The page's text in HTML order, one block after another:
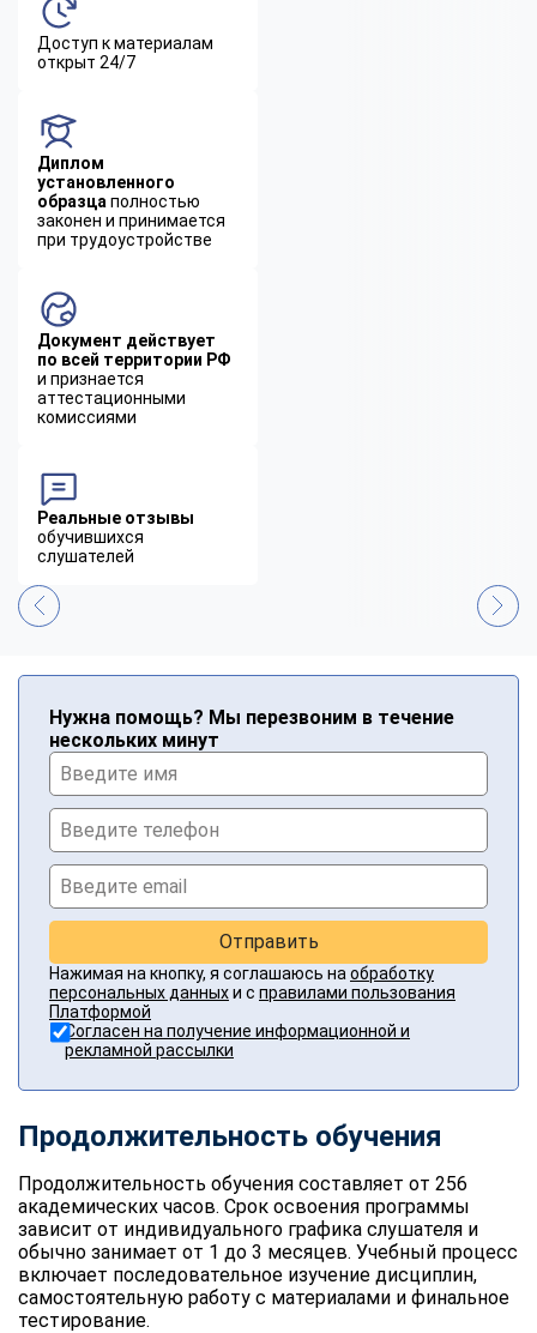
Доступ к материалам
открыт 24/7
Диплом
установленного
образца полностью
законен и принимается
при трудоустройстве
Документ действует
по всей территории РФ
и признается
аттестационными
комиссиями
Реальные отзывы
обучившихся
слушателей
Нужна помощь? Мы перезвоним в течение
нескольких минут
Отправить
Нажимая на кнопку, я соглашаюсь на обработку
персональных данныхи с правилами пользования
Платформой
Согласен на получение информационной и
рекламной рассылки
Продолжительность обучения
Продолжительность обучения составляет от 256
академических часов. Срок освоения программы
зависит от индивидуального графика слушателя и
обычно занимает от 1 до 3 месяцев. Учебный процесс
включает последовательное изучение дисциплин,
самостоятельную работу с материалами и финальное
тестирование.